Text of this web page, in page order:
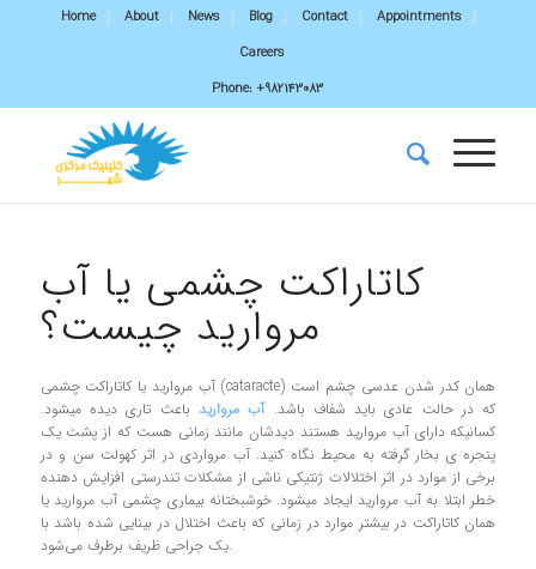
Home About News Blog Contact
Appointments
Careers
Phone:+982143083
کاتاراکت چشمی یا آب
مروارید چیست؟
آب مرواريد یا کاتاراکت چشمی (cataracte) همان کدر شدن عدسی چشم است
که در حالت عادی باید شفاف باشد.آب مرواريد باعث تاري ديده ميشود.
کسانیکه دارای آب مروارید هستند دیدشان مانند زمانی هست که از پشت یک
پنجره ي بخار گرفته به محیط نگاه کنید. آب مرواردی در اثر کهولت سن و در
برخی از موارد در اثر اختلالات ژنتیکی ناشی از مشکلات تندرستی افزایش دهنده
خطر ابتلا به آب مروارید ایجاد می­شود. خوشبختانه بیماری چشمی آب مروارید یا
همان کاتاراکت در بیشتر موارد در زمانی که باعث اختلال در بینایی شده باشد با
یک جراحی ظریف برطرف می‌شود.